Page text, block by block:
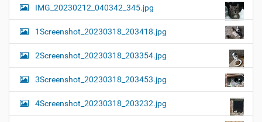
IMG_20230212_040342_345.jpg
1Screenshot_20230318_203418.jpg
2Screenshot_20230318_203354.jpg
3Screenshot_20230318_203453.jpg
4Screenshot_20230318_203232.jpg